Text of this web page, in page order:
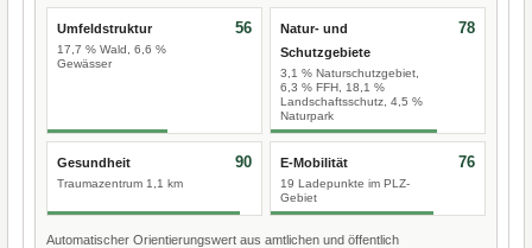
Umfeldstruktur
17,7 % Wald, 6,6 %
Gewässer
56
Natur- und
Schutzgebiete
3,1 % Naturschutzgebiet,
6,3 % FFH, 18,1 %
Landschaftsschutz, 4,5 %
Naturpark
78
Gesundheit
Traumazentrum 1,1 km
90 E-Mobilität
19 Ladepunkte im PLZ-
Gebiet
76
Automatischer Orientierungswert aus amtlichen und öffentlich